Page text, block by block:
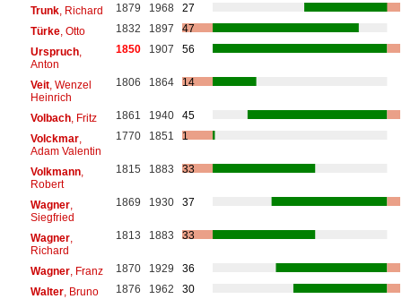
Trunk, Richard 1879 1968
27
Türke, Otto 1832 1897
47
Urspruch,
Anton
1850 1907 56
Veit, Wenzel
Heinrich
1806 1864 14
Volbach, Fritz 1861 1940
45
Volckmar,
Adam Valentin
1770 1851 1
Volkmann,
Robert
1815 1883 33
Wagner,
Siegfried
1869 1930 37
Wagner,
Richard
1813 1883 33
Wagner, Franz 1870 1929
36
Walter, Bruno 1876 1962
30